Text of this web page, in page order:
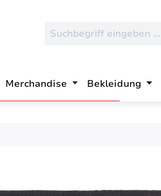
Merchandise Bekleidung